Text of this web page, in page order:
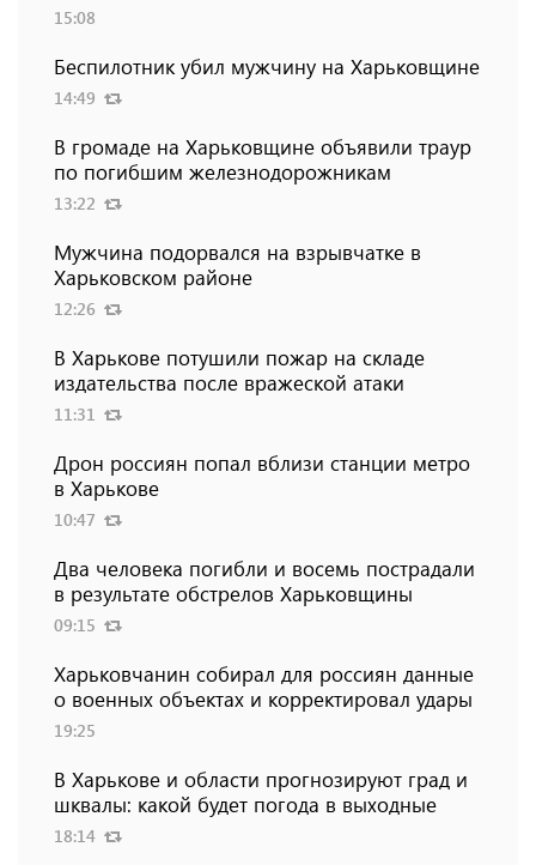
15:08
Беспилотник убил мужчину на Харьковщине
14:49
В громаде на Харьковщине объявили траур
по погибшим железнодорожникам
13:22
Мужчина подорвался на взрывчатке в
Харьковском районе
12:26
В Харькове потушили пожар на складе
издательства после вражеской атаки
11:31
Дрон россиян попал вблизи станции метро
в Харькове
10:47
Два человека погибли и восемь пострадали
в результате обстрелов Харьковщины
09:15
Харьковчанин собирал для россиян данные
о военных объектах и ​​корректировал удары
19:25
В Харькове и области прогнозируют град и
шквалы: какой будет погода в выходные
18:14